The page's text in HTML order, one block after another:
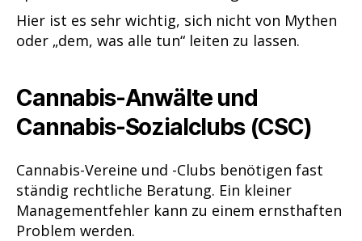
Hier ist es sehr wichtig, sich nicht von Mythen
oder „dem, was alle tun“ leiten zu lassen.
Cannabis-Anwälte und
Cannabis-Sozialclubs (CSC)
Cannabis-Vereine und -Clubs benötigen fast
ständig rechtliche Beratung. Ein kleiner
Managementfehler kann zu einem ernsthaften
Problem werden.